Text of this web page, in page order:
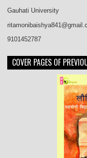
Gauhati University
9101452787
COVER PAGES OF